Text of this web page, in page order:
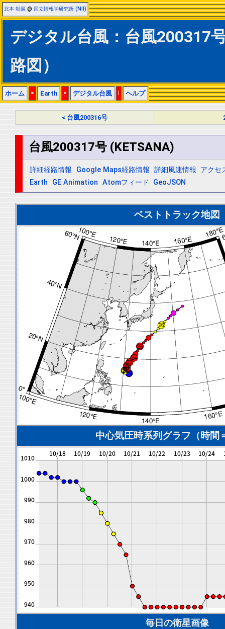
北本 朝展 @ 国立情報学研究所 (NII)
デジタル台風：台風200317
路図）
ホーム > Earth > デジタル台風 | ヘルプ
< 台風200316号
台風200317号 (KETSANA)
詳細経路情報 Google Maps経路情報 詳細風速情報 アクセ
Earth
GE Animation Atomフィード GeoJSON
ベストトラック地図
中心気圧時系列グラフ（時間
毎日の衛星画像